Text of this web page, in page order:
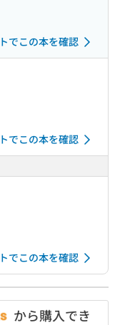
でこの本を確認
でこの本を確認
でこの本を確認
から購入でき